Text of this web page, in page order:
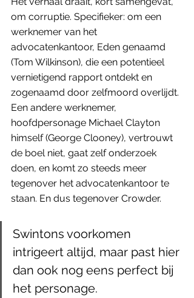
om corruptie. Specifieker: om een
werknemer van het
advocatenkantoor, Eden genaamd
(Tom Wilkinson), die een potentieel
vernietigend rapport ontdekt en
zogenaamd door zelfmoord overlijdt.
Een andere werknemer,
hoofdpersonage Michael Clayton
himself (George Clooney), vertrouwt
de boel niet, gaat zelf onderzoek
doen, en komt zo steeds meer
tegenover het advocatenkantoor te
staan. En dus tegenover Crowder.
Swintons voorkomen
intrigeert altijd, maar past hier
dan ook nog eens perfect bij
het personage.